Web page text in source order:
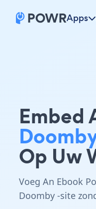
Apps
Embed
Op Uw
Voeg An Ebook
Doomby -site